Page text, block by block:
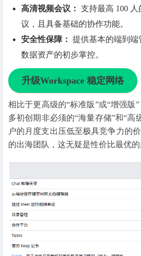
高清视频会议： 支持最高 100 人
议，且具备基础的协作功能。
安全性保障： 提供基本的端到
数据资产的初步掌控。
升级Workspace 稳定网络
相比于更高级的“标准版”或“增强版
多初创期非必须的“海量存储”和“高
户的月度支出压低至极具竞争力的
的出海团队，这无疑是性价比最优的